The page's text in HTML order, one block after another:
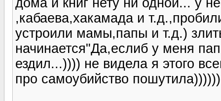
,кабаева,хакамада и
устроили мамы,папы и т.д.)
начинается"Да,еслиб у меня
ездил...)))) не видела я этого
про самоубийство пошутила))))))